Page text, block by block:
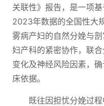
关联性》报告，是一项
2023年数据的全国性大
雾病产妇的自然分娩与
妇产科的紧密协作，联
变化及神经风险因素，
床依据。
既往因担忧分娩过